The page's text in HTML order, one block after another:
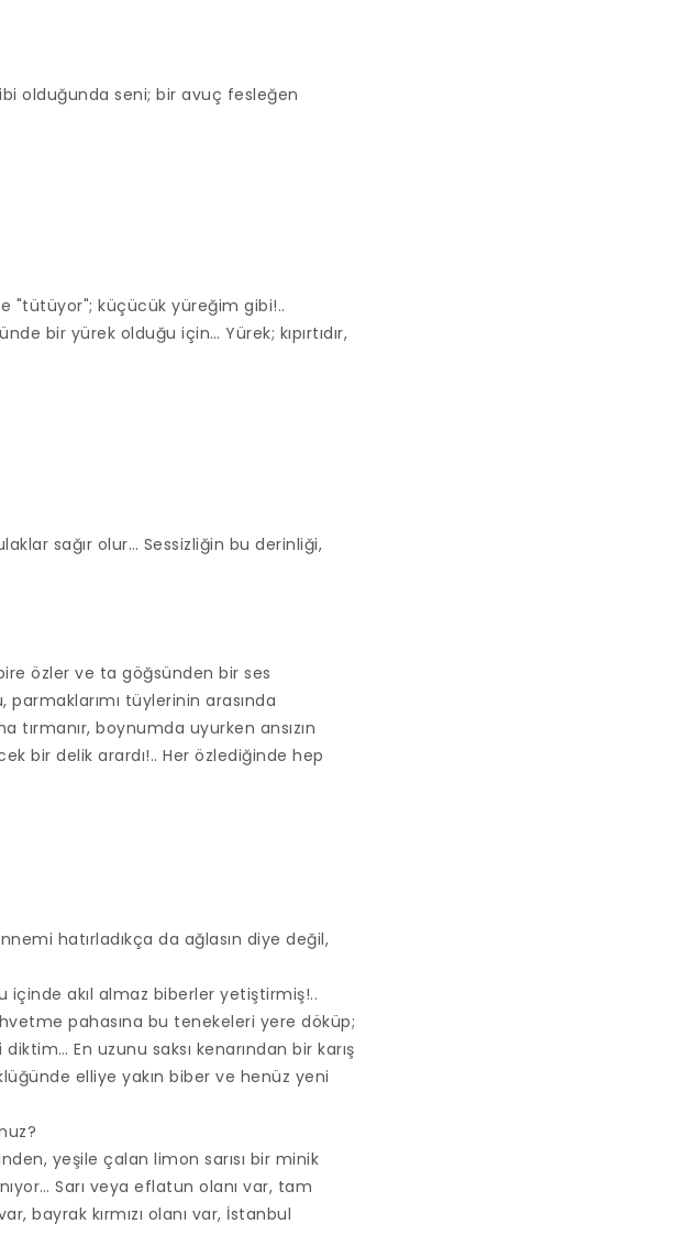
olduğunda seni; bir avuç fesleğen
"tütüyor"; küçücük yüreğim gibi!..
bir yürek olduğu için… Yürek; kıpırtıdır,
sağır olur… Sessizliğin bu derinliği,
özler ve ta göğsünden bir ses
tüylerinin arasında
boynumda uyurken ansızın
bir delik arardı!.. Her özlediğinde hep
hatırladıkça da ağlasın diye değil,
içinde akıl almaz biberler yetiştirmiş!..
pahasına bu tenekeleri yere döküp;
En uzunu saksı kenarından bir karış
elliye yakın biber ve henüz yeni
yeşile çalan limon sarısı bir minik
Sarı veya eflatun olanı var, tam
bayrak kırmızı olanı var, İstanbul